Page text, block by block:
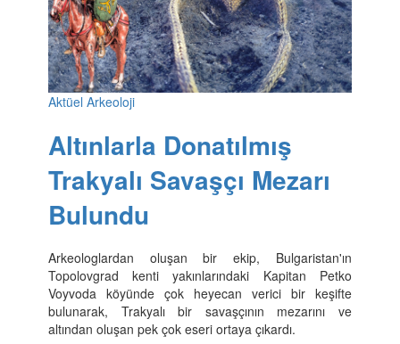
Aktüel Arkeoloji
Altınlarla Donatılmış
Trakyalı Savaşçı Mezarı
Bulundu
Arkeologlardan oluşan bir ekip, Bulgaristan'ın
Topolovgrad kenti yakınlarındaki Kapitan Petko
Voyvoda köyünde çok heyecan verici bir keşifte
bulunarak, Trakyalı bir savaşçının mezarını ve
altından oluşan pek çok eseri ortaya çıkardı.